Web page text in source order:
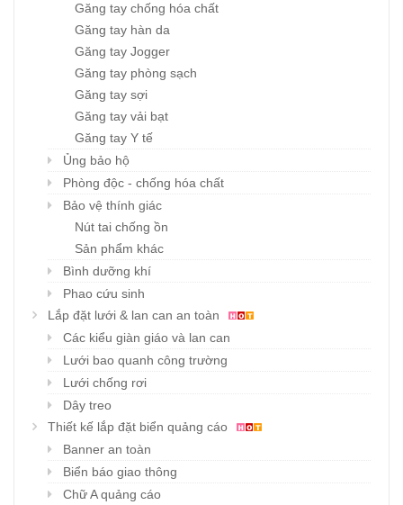
Găng tay chống hóa chất
Găng tay hàn da
Găng tay Jogger
Găng tay phòng sạch
Găng tay sợi
Găng tay vải bạt
Găng tay Y tế
Ủng bảo hộ
Phòng độc - chống hóa chất
Bảo vệ thính giác
Nút tai chống ồn
Sản phẩm khác
Bình dưỡng khí
Phao cứu sinh
Lắp đặt lưới & lan can an toàn
Các kiểu giàn giáo và lan can
Lưới bao quanh công trường
Lưới chống rơi
Dây treo
Thiết kế lắp đặt biển quảng cáo
Banner an toàn
Biển báo giao thông
Chữ A quảng cáo